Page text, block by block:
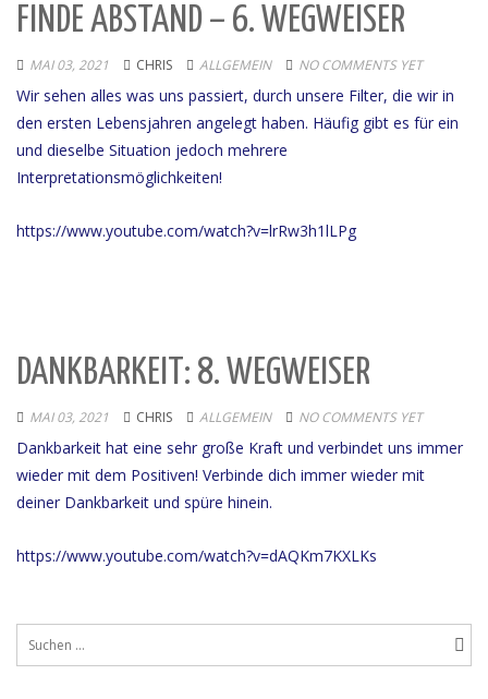
FINDE ABSTAND – 6. WEGWEISER
MAI 03, 2021 CHRIS ALLGEMEIN NO COMMENTS YET
Wir sehen alles was uns passiert, durch unsere Filter, die wir in
den ersten Lebensjahren angelegt haben. Häufig gibt es für ein
und dieselbe Situation jedoch mehrere
Interpretationsmöglichkeiten!
https://www.youtube.com/watch?v=lrRw3h1lLPg
DANKBARKEIT: 8. WEGWEISER
MAI 03, 2021 CHRIS ALLGEMEIN NO COMMENTS YET
Dankbarkeit hat eine sehr große Kraft und verbindet uns immer
wieder mit dem Positiven! Verbinde dich immer wieder mit
deiner Dankbarkeit und spüre hinein.
https://www.youtube.com/watch?v=dAQKm7KXLKs
Suchen